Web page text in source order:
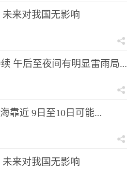
来对我国无影响
午后至夜间有明显雷雨局...
靠近 9日至10日可能...
来对我国无影响